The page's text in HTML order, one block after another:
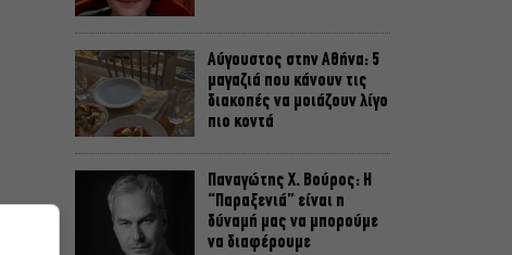
Αύγουστος στην Αθήνα: 5
μαγαζιά που κάνουν τις
διακοπές να μοιάζουν λίγο
πιο κοντά
Παναγώτης Χ. Βούρος: Η
“Παραξενιά” είναι η
δύναμή μας να μπορούμε
να διαφέρουμε